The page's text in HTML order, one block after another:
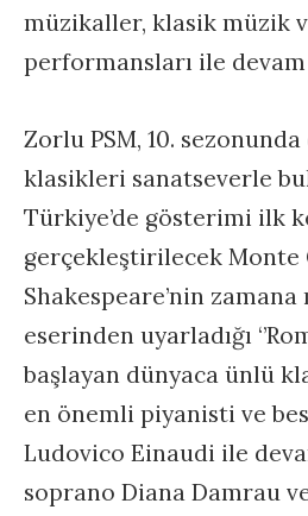
müzikaller, klasik müzik
performansları ile
Zorlu PSM, 10.
klasikleri sanatseverle
Türkiye’de gösterimi ilk
gerçekleştirilecek Monte
Shakespeare’nin
eserinden uyarladığı
başlayan dünyaca ünlü
en önemli piyanisti ve
Ludovico Einaudi ile
soprano Diana Damrau